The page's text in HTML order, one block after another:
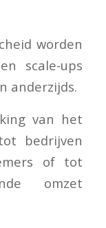
worden
scale-ups
anderzijds.
van het
bedrijven
of tot
omzet